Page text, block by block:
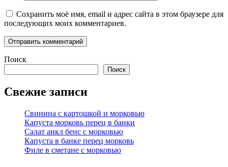
Сохранить моё имя, email и адрес сайта в этом браузере для
последующих моих комментариев.
Поиск
Поиск
Свежие записи
Свинина с картошкой и морковью
Капуста морковь перец в банки
Салат анкл бенс с морковью
Капуста в банке перец морковь
Филе в сметане с морковью